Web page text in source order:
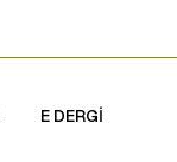
E DERGİ